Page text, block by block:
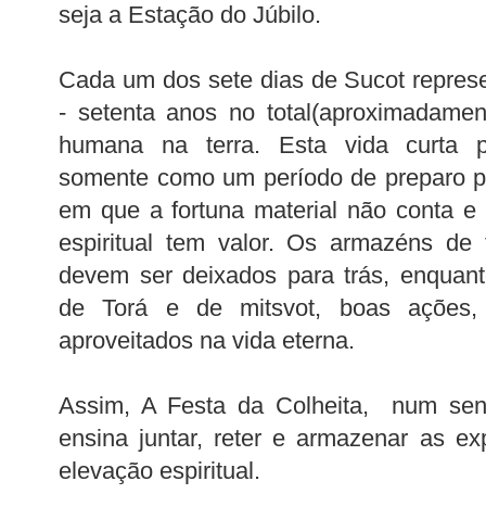
seja a Estação do Júbilo.
Cada um dos sete dias de Sucot
- setenta anos no
humana na terra. Esta vida curta
somente como um período de preparo
em que a fortuna material não conta
espiritual tem valor. Os armazéns
devem ser deixados para trás,
de Torá e de mitsvot, boas
aproveitados na vida eterna.
Assim, A Festa da Colheita, num
ensina juntar, reter e armazenar as
elevação espiritual.